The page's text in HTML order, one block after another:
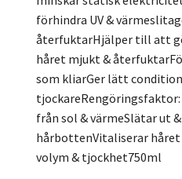
förhindra UV &
återfuktarHjälper till att
håret mjukt &
som kliarGer lätt
från sol & värmeSlätar ut
hårbottenVitaliserar
volym & tjockhet750ml